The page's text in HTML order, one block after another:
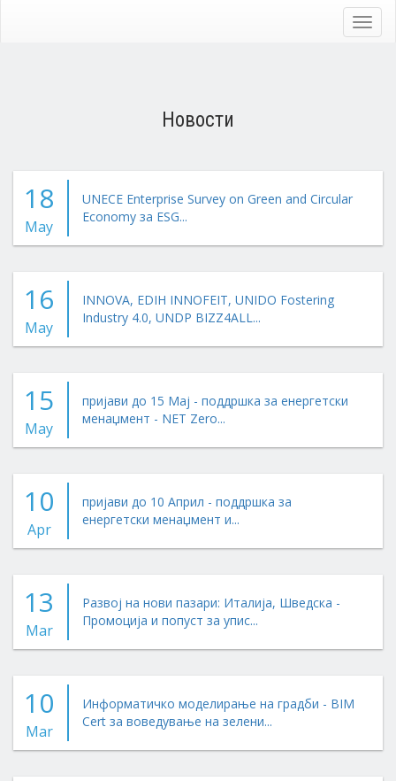
Новости
18
May
UNECE Enterprise Survey on Green and Circular
Economy за ESG...
16
May
INNOVA, EDIH INNOFEIT, UNIDO Fostering
Industry 4.0, UNDP BIZZ4ALL...
15
May
пријави до 15 Мај - поддршка за енергетски
менаџмент - NET Zero...
10
Apr
пријави до 10 Април - поддршка за
енергетски менаџмент и...
13
Mar
Развој на нови пазари: Италија, Шведска -
Промоција и попуст за упис...
10
Mar
Информатичко моделирање на градби - BIM
Cert за воведување на зелени...